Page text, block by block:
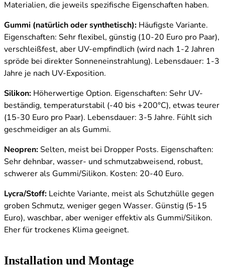
Materialien, die jeweils spezifische Eigenschaften haben.
Gummi (natürlich oder synthetisch): Häufigste Variante.
Eigenschaften: Sehr flexibel, günstig (10-20 Euro pro Paar),
verschleißfest, aber UV-empfindlich (wird nach 1-2 Jahren
spröde bei direkter Sonneneinstrahlung). Lebensdauer: 1-3
Jahre je nach UV-Exposition.
Silikon: Höherwertige Option. Eigenschaften: Sehr UV-
beständig, temperaturstabil (-40 bis +200°C), etwas teurer
(15-30 Euro pro Paar). Lebensdauer: 3-5 Jahre. Fühlt sich
geschmeidiger an als Gummi.
Neopren: Selten, meist bei Dropper Posts. Eigenschaften:
Sehr dehnbar, wasser- und schmutzabweisend, robust,
schwerer als Gummi/Silikon. Kosten: 20-40 Euro.
Lycra/Stoff: Leichte Variante, meist als Schutzhülle gegen
groben Schmutz, weniger gegen Wasser. Günstig (5-15
Euro), waschbar, aber weniger effektiv als Gummi/Silikon.
Eher für trockenes Klima geeignet.
Installation und Montage